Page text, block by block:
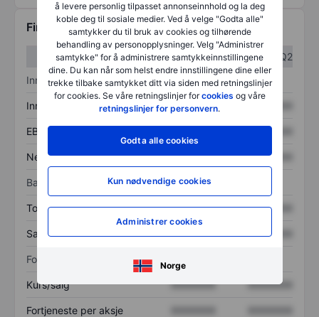
å levere personlig tilpasset annonseinnhold og la deg
koble deg til sosiale medier. Ved å velge "Godta alle"
samtykker du til bruk av cookies og tilhørende
behandling av personopplysninger. Velg "Administrer
samtykke" for å administrere samtykkeinnstillingene
dine. Du kan når som helst endre innstillingene dine eller
trekke tilbake samtykket ditt via siden med retningslinjer
for cookies. Se våre retningslinjer forcookies og våre
retningslinjer for personvern.
Godta alle cookies
Kun nødvendige cookies
Administrer cookies
Norge
Finansiell informasjon
Q1
Q2
Inntektsoversikt
Inntekter XXXXXXX
EBITDA XXXXXXX
Nettoinntekt XXXXXXX XXXXXXX
Balanse
Totale eiendeler XXXXXXX XXXXXXX
Samlet gjeld XXXXXXX XXXXXXX
Forholdstall
Kurs/salg XXXXXXX XXXXXXX
Fortjeneste per aksje